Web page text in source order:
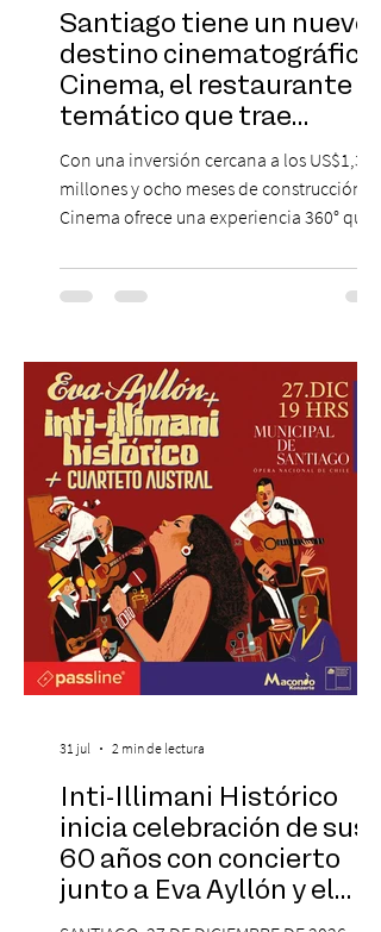
Santiago tiene un nuevo
destino cinematográfico:
Cinema, el restaurante
temático que trae
Hollywood a Chile
Con una inversión cercana a los US$1,3
millones y ocho meses de construcción,
Cinema ofrece una experiencia 360° que
cinematográfica y actores en vivo,
recreando algunos de los universos más
una nueva atracción a su oferta
gastronómica y turística con la apertura de
Cinema, un restaurante temático
inspirado en el concepto de un museo de
Hollywood, que promete transportar a sus
visitantes a distintos
Inti-Illimani Histórico
inicia celebración de sus
60 años con concierto
junto a Eva Ayllón y el
Cuarteto Austral en el
31 jul 2 min de lectura